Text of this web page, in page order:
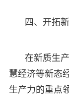
四、开拓
在新质生
慧经济等新态
生产力的重点